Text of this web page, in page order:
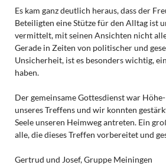
Es kam ganz deutlich heraus, dass der
Beteiligten eine Stütze für den Alltag ist
vermittelt, mit seinen Ansichten nicht
Gerade in Zeiten von politischer und
Unsicherheit, ist es besonders wichtig,
haben.
Der gemeinsame Gottesdienst war
unseres Treffens und wir konnten
Seele unseren Heimweg antreten. Ein
alle, die dieses Treffen vorbereitet und
Gertrud und Josef, Gruppe Meiningen